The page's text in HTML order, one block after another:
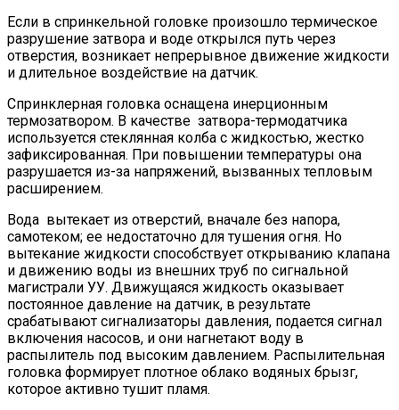
Если в спринкельной головке произошло термическое
разрушение затвора и воде открылся путь через
отверстия, возникает непрерывное движение жидкости
и длительное воздействие на датчик.
Спринклерная головка оснащена инерционным
термозатвором. В качестве затвора-термодатчика
используется стеклянная колба с жидкостью, жестко
зафиксированная. При повышении температуры она
разрушается из-за напряжений, вызванных тепловым
расширением.
Вода вытекает из отверстий, вначале без напора,
самотеком; ее недостаточно для тушения огня. Но
вытекание жидкости способствует открыванию клапана
и движению воды из внешних труб по сигнальной
магистрали УУ. Движущаяся жидкость оказывает
постоянное давление на датчик, в результате
срабатывают сигнализаторы давления, подается сигнал
включения насосов, и они нагнетают воду в
распылитель под высоким давлением. Распылительная
головка формирует плотное облако водяных брызг,
которое активно тушит пламя.